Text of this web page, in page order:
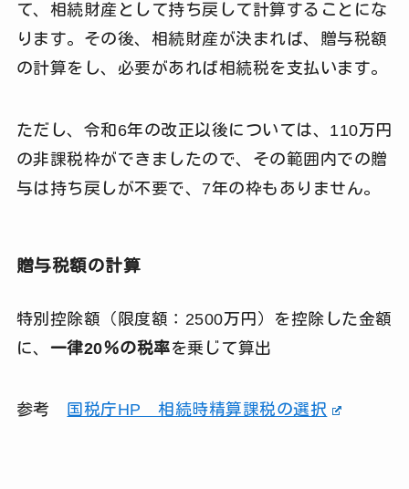
て、相続財産として持ち戻して計算することにな
ります。その後、相続財産が決まれば、贈与税額
の計算をし、必要があれば相続税を支払います。
ただし、令和6年の改正以後については、110万円
の非課税枠ができましたので、その範囲内での贈
与は持ち戻しが不要で、7年の枠もありません。
贈与税額の計算
特別控除額（限度額：2500万円）を控除した金額
に、 一律20％の税率を乗じて算出
参考 国税庁HP 相続時精算課税の選択